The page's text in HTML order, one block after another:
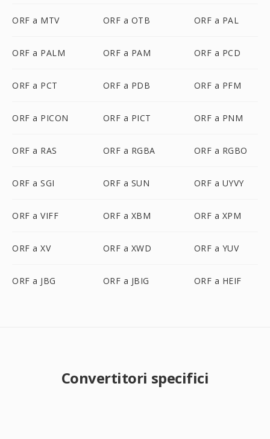
ORF a MTV ORF a OTB ORF a PAL
ORF a PALM ORF a PAM ORF a PCD
ORF a PCT ORF a PDB ORF a PFM
ORF a PICON ORF a PICT ORF a PNM
ORF a RAS ORF a RGBA ORF a RGBO
ORF a SGI ORF a SUN ORF a UYVY
ORF a VIFF ORF a XBM ORF a XPM
ORF a XV ORF a XWD ORF a YUV
ORF a JBG ORF a JBIG ORF a HEIF
Convertitori specifici